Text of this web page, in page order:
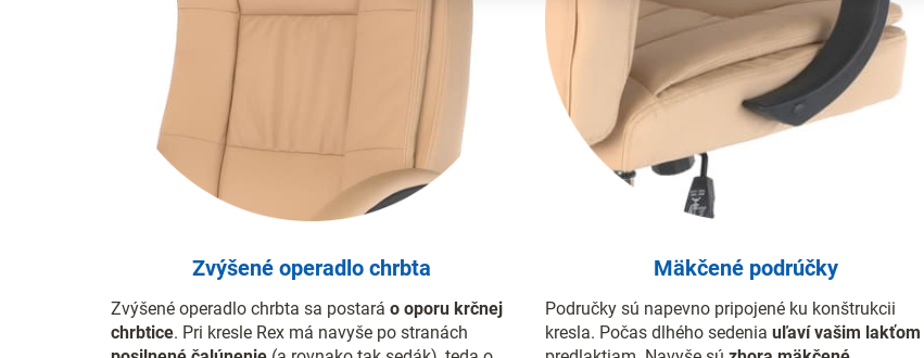
Zvýšené operadlo chrbta
Zvýšené operadlo chrbta sa postará o oporu krčnej
chrbtice. Pri kresle Rex má navyše po stranách
Mäkčené podrúčky
Područky sú napevno pripojené ku konštrukcii
kresla. Počas dlhého sedeniauľaví vašim lakťom